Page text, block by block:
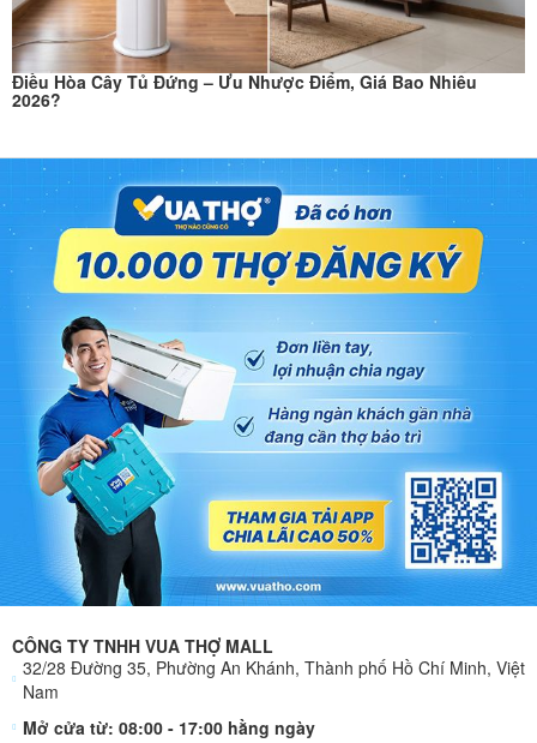
Điều Hòa Cây Tủ Đứng – Ưu Nhược Điểm, Giá Bao Nhiêu
2026?
CÔNG TY TNHH VUA THỢ MALL
32/28 Đường 35, Phường An Khánh, Thành phố Hồ Chí Minh, Việt
Nam
Mở cửa từ: 08:00 - 17:00 hằng ngày